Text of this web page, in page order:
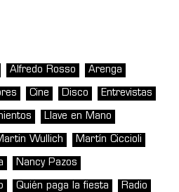
Alfredo Rosso Arenga
Cine Disco Entrevistas
Llave en Mano
Wullich Martín Ciccioli
Nancy Pazos
Quién paga la fiesta Radio